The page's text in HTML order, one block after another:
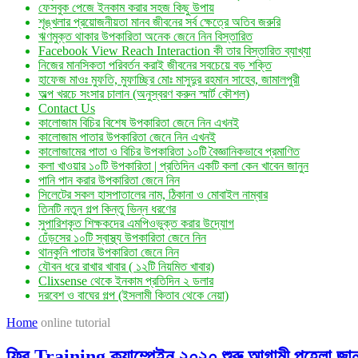
ফেসবুক পেজে ইনকাম করার সহজ কিছু উপায়
শৃঙ্খলার প্রয়োজনীয়তা মানব জীবনের সর্ব ক্ষেত্রে অতিব জরুরি
ঋণমুক্ত থাকার উপকারিতা অনেক জেনে নিন বিস্তারিত
Facebook View Reach Interaction কী তার বিস্তারিত ব্যাখ্যা
নিজের মানসিকতা পরিবর্তন করাই জীবনের সবচেয়ে বড় শক্তি
হাফেজ মাওঃ মুফতি, মুফাচ্ছির মোঃ মাসুদুর রহমান সাহেব, জামালপুরী
অল্প খরচে সংসার চালান (অনুস্বরণ করুন স্মার্ট কৌশল)
Contact Us
কালোজাম বিচির বিশেষ উপকারিতা জেনে নিন এখনই
কালোজাম পাতার উপকারিতা জেনে নিন এখনই
কালোজামের পাতা ও বিচির উপকারিতা ১০টি বৈজ্ঞানিকভাবে প্রমাণিত
কলা খাওয়ার ১০টি উপকারিতা | প্রতিদিন একটি কলা কেন খাবেন জানুন
পানি পান করার উপকারিতা জেনে নিন
সিলেটের সকল হাসপাতালের নাম, ঠিকানা ও মোবাইল নাম্বার
তিনটি নতুন গল্প কিন্তু ভিন্ন ধরণের
সুপারিশকৃত শিক্ষকদের এমপিওভুক্ত করার উদ্যোগ
ঢেঁড়সের ১০টি স্বাস্থ্য উপকারিতা জেনে নিন
থানকুনি পাতার উপকারিতা জেনে নিন
যৌবন ধরে রাখার খাবার ( ১২টি নিয়মিত খাবার)
Clixsense থেকে ইনকাম প্রতিদিন ২ ডলার
দরবেশ ও বাঘের গল্প (ইসলামী কিতাব থেকে নেয়া)
Home online tutorial